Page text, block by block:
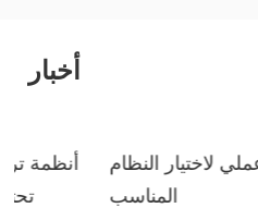
أخبار
دليل عملي لاختيار النظام
المناسب